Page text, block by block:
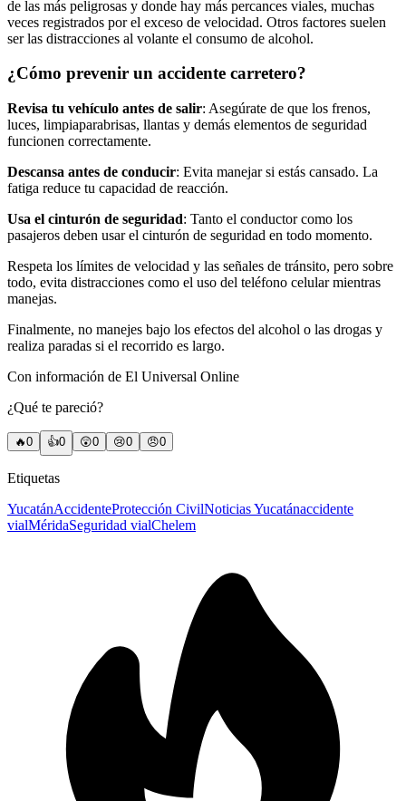
de las más peligrosas y donde hay más percances viales, muchas
veces registrados por el exceso de velocidad. Otros factores suelen
ser las distracciones al volante el consumo de alcohol.
¿Cómo prevenir un accidente carretero?
Revisa tu vehículo antes de salir: Asegúrate de que los frenos,
luces, limpiaparabrisas, llantas y demás elementos de seguridad
funcionen correctamente.
Descansa antes de conducir: Evita manejar si estás cansado. La
fatiga reduce tu capacidad de reacción.
Usa el cinturón de seguridad: Tanto el conductor como los
pasajeros deben usar el cinturón de seguridad en todo momento.
Respeta los límites de velocidad y las señales de tránsito, pero sobre
todo, evita distracciones como el uso del teléfono celular mientras
manejas.
Finalmente, no manejes bajo los efectos del alcohol o las drogas y
realiza paradas si el recorrido es largo.
Con información de El Universal Online
¿Qué te pareció?
🔥0 👍0 😲0 😢0 😠0
Etiquetas
YucatánAccidenteProtección CivilNoticias Yucatánaccidente
vialMéridaSeguridad vialChelem